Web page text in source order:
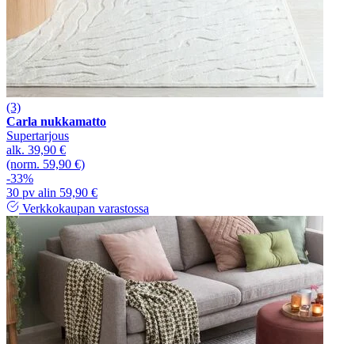
(3)
Carla nukkamatto
Supertarjous
alk. 39,90 €
(norm. 59,90 €)
-33%
30 pv alin 59,90 €
Verkkokaupan varastossa